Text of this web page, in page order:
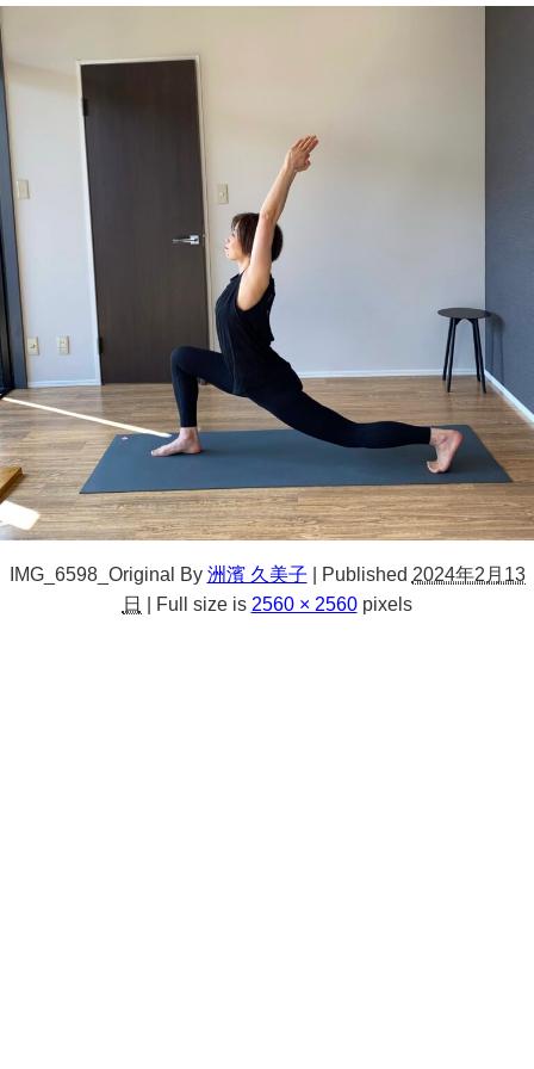
IMG_6598_Original By 洲濱 久美子 Published 2024年2月13
日
Full size is 2560 × 2560pixels